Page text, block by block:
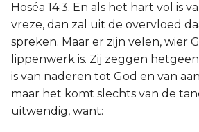
Hoséa 14:3. En als het hart vol is
vreze, dan zal uit de overvloed
spreken. Maar er zijn velen, wier
lippenwerk is. Zij zeggen
is van naderen tot God en van
maar het komt slechts van de
uitwendig, want: